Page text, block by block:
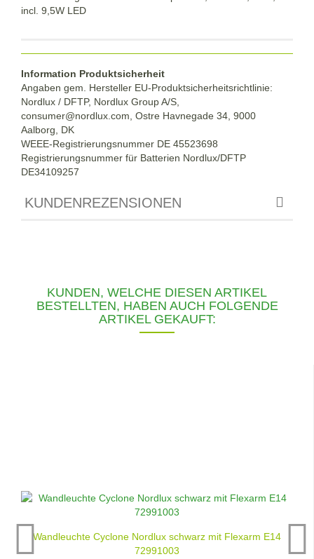
incl. 9,5W LED
Information Produktsicherheit
Angaben gem. Hersteller EU-Produktsicherheitsrichtlinie:
Nordlux / DFTP, Nordlux Group A/S,
consumer@nordlux.com, Ostre Havnegade 34, 9000
Aalborg, DK
WEEE-Registrierungsnummer DE 45523698
Registrierungsnummer für Batterien Nordlux/DFTP
DE34109257
KUNDENREZENSIONEN
KUNDEN, WELCHE DIESEN ARTIKEL
BESTELLTEN, HABEN AUCH FOLGENDE
ARTIKEL GEKAUFT:
Wandleuchte Cyclone Nordlux schwarz mit Flexarm E14
72991003